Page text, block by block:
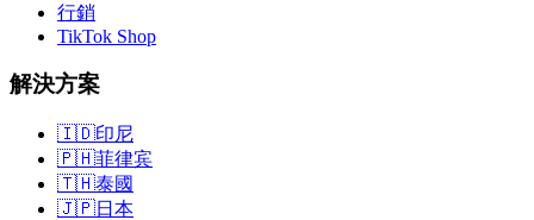
行銷
TikTok Shop
解決方案
🇮🇩印尼
🇵🇭菲律宾
🇹🇭泰國
🇯🇵日本